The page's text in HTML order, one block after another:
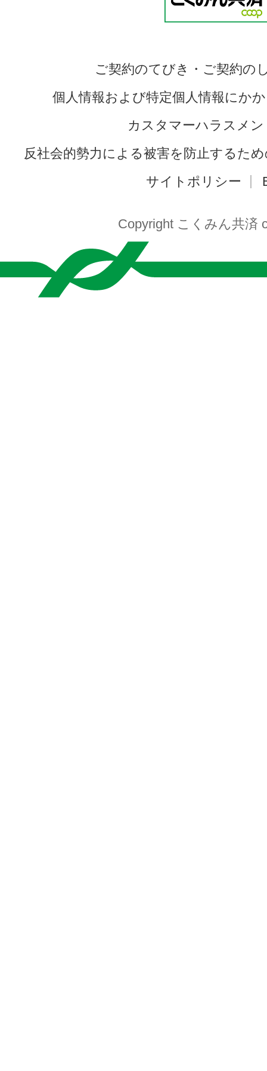
ご契約のてびき・ご契約の
個人情報および特定個人情報にか
カスタマーハラスメ
反社会的勢力による被害を防止するた
サイトポリシー
Copyright こくみん共済